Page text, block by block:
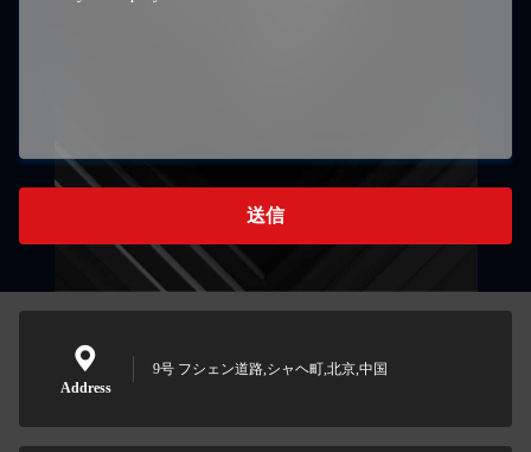
送信
Address
9号 フシェン道路,シャヘ町,北京,中国